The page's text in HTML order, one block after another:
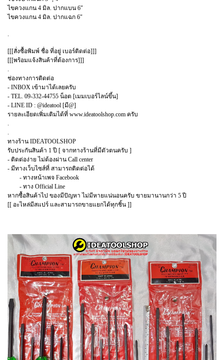
ไขควงแกน 4 มิล. ปากแบน 6"
ไขควงแกน 4 มิล. ปากแฉก 6"
[[[สั่งซื้อพิมพ์ ชื่อ ที่อยู่ เบอร์ติดต่อ]]]
[[[พร้อมแจ้งสินค้าที่ต้องการ]]]
ช่องทางการติดต่อ
- INBOX เข้ามาได้เลยครับ
- TEL. 09-332-44755 น็อต [เมมเบอร์ไลน์ขึ้น]
- LINE ID : @ideatool [มี@]
รายละเอียดเพิ่มเติมได้ที่ www.ideatoolshop.com ครับ
ทางร้าน IDEATOOLSHOP
รับประกันสินค้า 1 ปี [ จากทางร้านที่มีตัวตนครับ ]
- ติดต่อง่าย ไม่ต้องผ่าน Call center
- มีทางเว็บไซส์ที่ สามารถติดต่อได้
- ทางหน้าเพจ Facebook
- ทาง Official Line
หากซื้อสินค้าไป ของมีปัญหา ไม่มีหายแน่นอนครับ ขายมานานกว่า 5 ปี
[[ อะไหล่มีสแปร์ และสามารถขายแยกได้ทุกชิ้น ]]